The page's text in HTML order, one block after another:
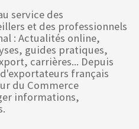
service des
et des professionnels
: Actualités online,
guides pratiques,
carrières... Depuis
français
du Commerce
informations,